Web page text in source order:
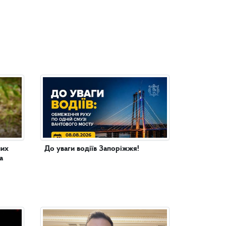
До уваги водіїв Запоріжжя!